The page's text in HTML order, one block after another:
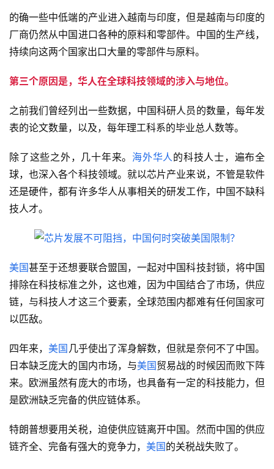
的确一些中低端的产业进入越南与印度，但是越南与印度的
厂商仍然从中国进口各种的原料和零部件。中国的生产线，
持续向这两个国家出口大量的零部件与原料。
第三个原因是，华人在全球科技领域的涉入与地位。
之前我们曾经列出一些数据，中国科研人员的数量，每年发
表的论文数量，以及，每年理工科系的毕业总人数等。
除了这些之外，几十年来。 海外华人的科技人士，遍布全
球，也深入各个科技领域。就以芯片产业来说，不管是软件
还是硬件，都有许多华人从事相关的研发工作，中国不缺科
技人才。
美国甚至于还想要联合盟国，一起对中国科技封锁，将中国
排除在科技标准之外，这也难，因为中国结合了市场，供应
链，与科技人才这三个要素，全球范围内都难有任何国家可
以匹敌。
四年来，美国 几乎使出了浑身解数，但就是奈何不了中国。
日本缺乏庞大的国内市场，与美国贸易战的时候因而败下阵
来。欧洲虽然有庞大的市场，也具备有一定的科技能力，但
是欧洲缺乏完备的供应链体系。
特朗普想要用关税，迫使供应链离开中国。然而中国的供应
链齐全、完备有强大的竞争力， 美国的关税战失败了。